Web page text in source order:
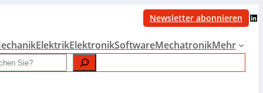
Newsletter abonnieren LinkedIn
ElektrikElektronikSoftwareMechatronikMehr